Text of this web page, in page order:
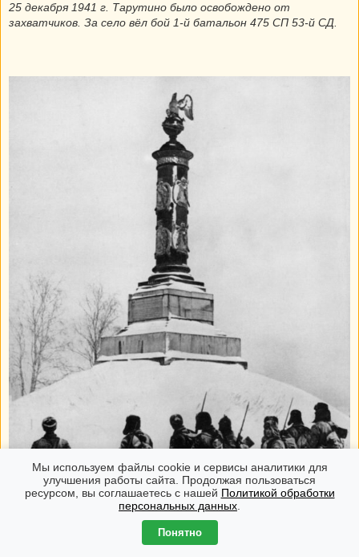
25 декабря 1941 г. Тарутино было освобождено от
захватчиков. За село вёл бой 1-й батальон 475 СП 53-й СД.
Мы используем файлы cookie и сервисы аналитики для
улучшения работы сайта. Продолжая пользоваться
ресурсом, вы соглашаетесь с нашей Политикой обработки
персональных данных
Понятно